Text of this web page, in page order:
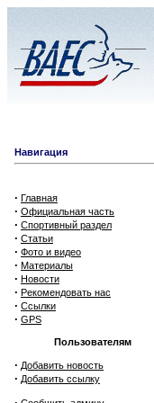
Навигация
· Главная
· Официальная часть
· Спортивный раздел
· Статьи
· Фото и видео
· Материалы
· Новости
· Рекомендовать нас
· Ссылки
· GPS
Пользователям
· Добавить новость
· Добавить ссылку